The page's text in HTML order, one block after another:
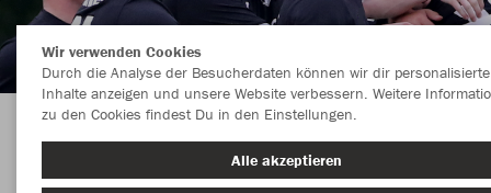
TEAMSHOP - Schwarz-Weiß Alstaden
Wir verwenden Cookies
Durch die Analyse der Besucherdaten können wir dir personalisierte
Inhalte anzeigen und unsere Website verbessern. Weitere
zu den Cookies findest Du in den Einstellungen.
Alle akzeptieren